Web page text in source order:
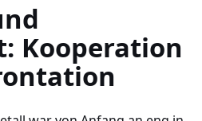
Kooperation